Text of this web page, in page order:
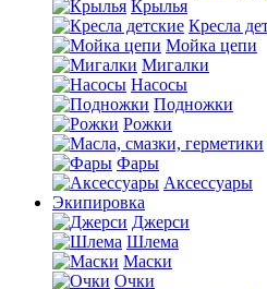
Крылья
Кресла
Мойка цепи
Мигалки
Насосы
Подножки
Рожки
Фары
Аксессуары
Экипировка
Джерси
Шлема
Маски
Очки